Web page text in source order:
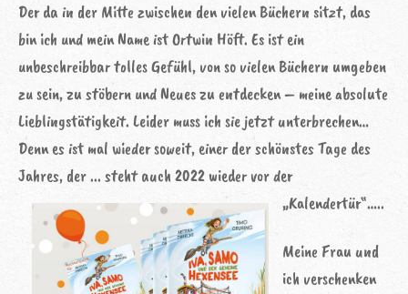
Der da in der Mitte zwischen den vielen Büchern sitzt, das
bin ich und mein Name ist Ortwin Höft. Es ist ein
unbeschreibbar tolles Gefühl, von so vielen Büchern umgeben
zu sein, zu stöbern und Neues zu entdecken – meine absolute
Lieblingstätigkeit. Leider muss ich sie jetzt unterbrechen…
Denn es ist mal wieder soweit, einer der schönstes Tage des
Jahres, der ... steht auch 2022 wieder vor der
„Kalendertür“…..
Meine Frau und
ich verschenken